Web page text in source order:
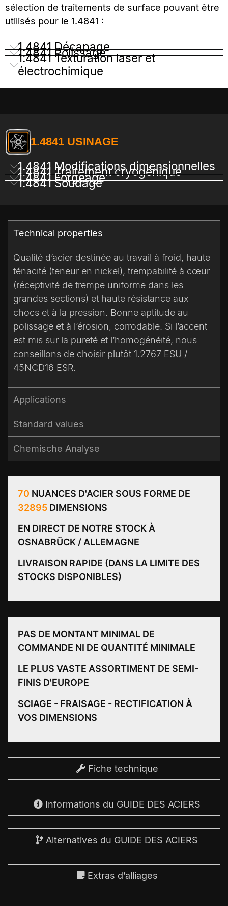
sélection de traitements de surface pouvant être
utilisés pour le 1.4841 :
1.4841 Décapage
1.4841 Polissage
1.4841 Texturation laser et
électrochimique
1.4841 USINAGE
1.4841 Modifications dimensionnelles
1.4841 Traitement cryogénique
1.4841 Forgeage
1.4841 Soudage
Technical properties​
Qualité d’acier destinée au travail à froid, haute
ténacité (teneur en nickel), trempabilité à cœur
(réceptivité de trempe uniforme dans les
grandes sections) et haute résistance aux
chocs et à la pression. Bonne aptitude au
polissage et à l’érosion, corrodable. Si l’accent
est mis sur la pureté et l’homogénéité, nous
conseillons de choisir plutôt 1.2767 ESU /
45NCD16 ESR.
Applications
Standard values​
Chemische Analyse
70 NUANCES D'ACIER SOUS FORME DE
32895 DIMENSIONS
EN DIRECT DE NOTRE STOCK À
OSNABRÜCK / ALLEMAGNE
LIVRAISON RAPIDE (DANS LA LIMITE DES
STOCKS DISPONIBLES)
PAS DE MONTANT MINIMAL DE
COMMANDE NI DE QUANTITÉ MINIMALE
LE PLUS VASTE ASSORTIMENT DE SEMI-
FINIS D'EUROPE
SCIAGE - FRAISAGE - RECTIFICATION À
VOS DIMENSIONS
Fiche technique
Informations du GUIDE DES ACIERS
Alternatives du GUIDE DES ACIERS
Extras d’alliages